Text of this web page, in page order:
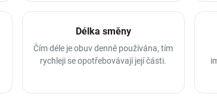
Délka směny
Čím déle je obuv denně používána, tím
rychleji se opotřebovávají její části.